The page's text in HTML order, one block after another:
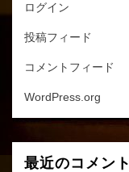
ログイン
投稿フィード
コメントフィード
WordPress.org
最近のコメント